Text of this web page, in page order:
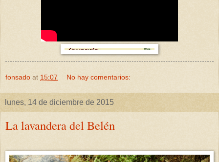
fonsado at 15:07 No hay comentarios:
lunes, 14 de diciembre de 2015
La lavandera del Belén